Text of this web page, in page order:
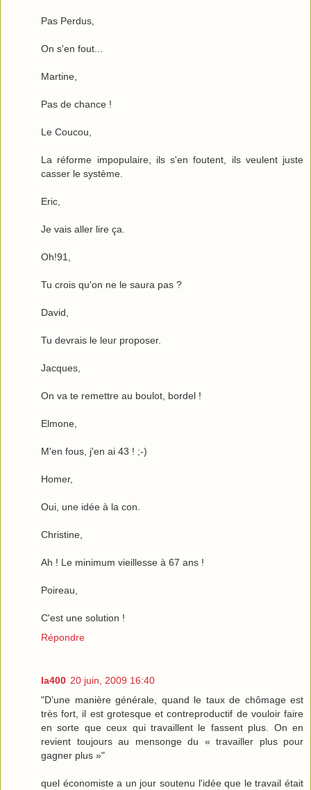
Pas Perdus,
On s'en fout...
Martine,
Pas de chance !
Le Coucou,
La réforme impopulaire, ils s'en foutent, ils veulent juste
casser le système.
Eric,
Je vais aller lire ça.
Oh!91,
Tu crois qu'on ne le saura pas ?
David,
Tu devrais le leur proposer.
Jacques,
On va te remettre au boulot, bordel !
Elmone,
M'en fous, j'en ai 43 ! ;-)
Homer,
Oui, une idée à la con.
Christine,
Ah ! Le minimum vieillesse à 67 ans !
Poireau,
C'est une solution !
Répondre
la400 20 juin, 2009 16:40
"D’une manière générale, quand le taux de chômage est
très fort, il est grotesque et contreproductif de vouloir faire
en sorte que ceux qui travaillent le fassent plus. On en
revient toujours au mensonge du « travailler plus pour
gagner plus »"
quel économiste a un jour soutenu l'idée que le travail était